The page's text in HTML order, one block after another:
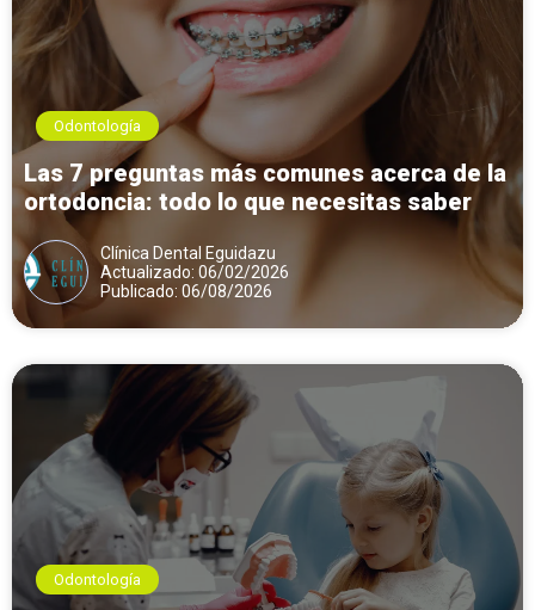
Odontología
Las 7 preguntas más comunes acerca de la
ortodoncia: todo lo que necesitas saber
Clínica Dental Eguidazu
Actualizado: 06/02/2026
Publicado: 06/08/2026
Odontología